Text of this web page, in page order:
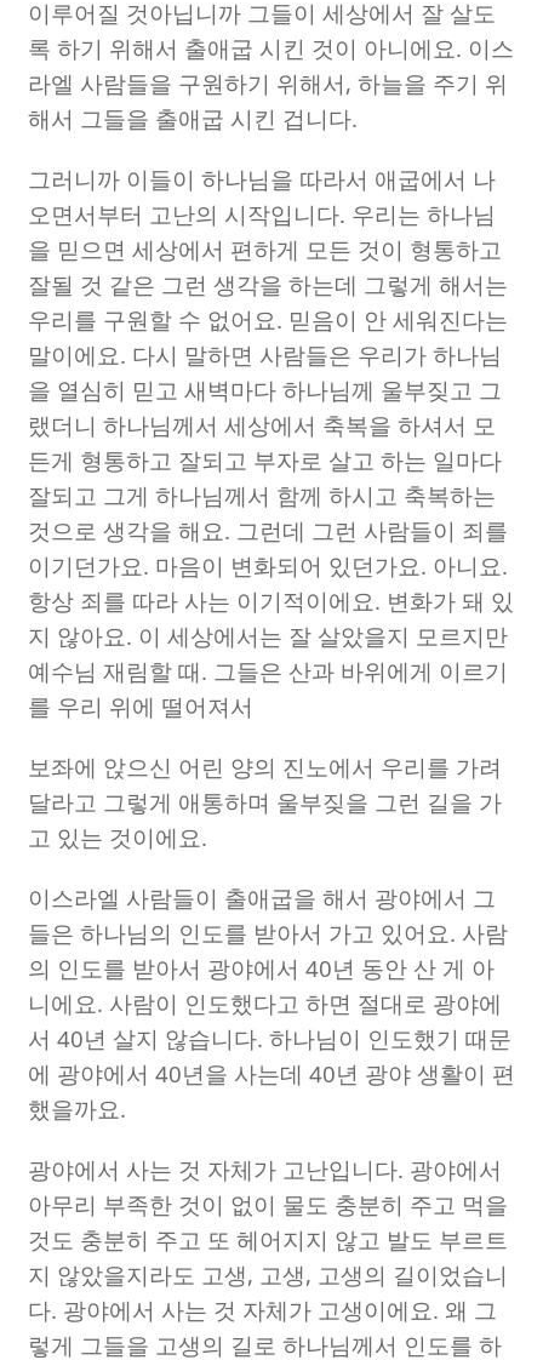
이루어질 것아닙니까 그들이 세상에서 잘 살도
록 하기 위해서 출애굽 시킨 것이 아니에요. 이스
라엘 사람들을 구원하기 위해서, 하늘을 주기 위
해서 그들을 출애굽 시킨 겁니다.
그러니까 이들이 하나님을 따라서 애굽에서 나
오면서부터 고난의 시작입니다. 우리는 하나님
을 믿으면 세상에서 편하게 모든 것이 형통하고
잘될 것 같은 그런 생각을 하는데 그렇게 해서는
우리를 구원할 수 없어요. 믿음이 안 세워진다는
말이에요. 다시 말하면 사람들은 우리가 하나님
을 열심히 믿고 새벽마다 하나님께 울부짖고 그
랬더니 하나님께서 세상에서 축복을 하셔서 모
든게 형통하고 잘되고 부자로 살고 하는 일마다
잘되고 그게 하나님께서 함께 하시고 축복하는
것으로 생각을 해요. 그런데 그런 사람들이 죄를
이기던가요. 마음이 변화되어 있던가요. 아니요.
항상 죄를 따라 사는 이기적이에요. 변화가 돼 있
지 않아요. 이 세상에서는 잘 살았을지 모르지만
예수님 재림할 때. 그들은 산과 바위에게 이르기
를 우리 위에 떨어져서
보좌에 앉으신 어린 양의 진노에서 우리를 가려
달라고 그렇게 애통하며 울부짖을 그런 길을 가
고 있는 것이에요.
이스라엘 사람들이 출애굽을 해서 광야에서 그
들은 하나님의 인도를 받아서 가고 있어요. 사람
의 인도를 받아서 광야에서 40년 동안 산 게 아
니에요. 사람이 인도했다고 하면 절대로 광야에
서 40년 살지 않습니다. 하나님이 인도했기 때문
에 광야에서 40년을 사는데 40년 광야 생활이 편
했을까요.
광야에서 사는 것 자체가 고난입니다. 광야에서
아무리 부족한 것이 없이 물도 충분히 주고 먹을
것도 충분히 주고 또 헤어지지 않고 발도 부르트
지 않았을지라도 고생, 고생, 고생의 길이었습니
다. 광야에서 사는 것 자체가 고생이에요. 왜 그
렇게 그들을 고생의 길로 하나님께서 인도를 하